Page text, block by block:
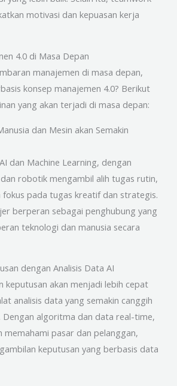
motivasi dan kepuasan kerja
4.0 di Masa Depan
manajemen di masa depan,
konsep manajemen 4.0? Berikut
yang akan terjadi di masa depan:
dan Mesin akan Semakin
dan Machine Learning, dengan
robotik mengambil alih tugas rutin,
fokus pada tugas kreatif dan strategis.
berperan sebagai penghubung yang
teknologi dan manusia secara
dengan Analisis Data AI
keputusan akan menjadi lebih cepat
analisis data yang semakin canggih
Dengan algoritma dan data real-time,
memahami pasar dan pelanggan,
keputusan yang berbasis data